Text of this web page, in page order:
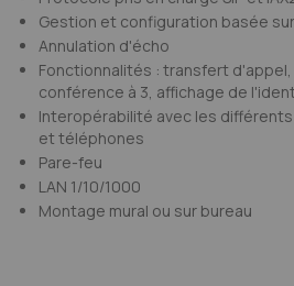
Gestion et configuration basée
Annulation d'écho
Fonctionnalités : transfert
conférence à 3, affichage de
Interopérabilité avec les différents
et téléphones
Pare-feu
LAN 1/10/1000
Montage mural ou sur bureau